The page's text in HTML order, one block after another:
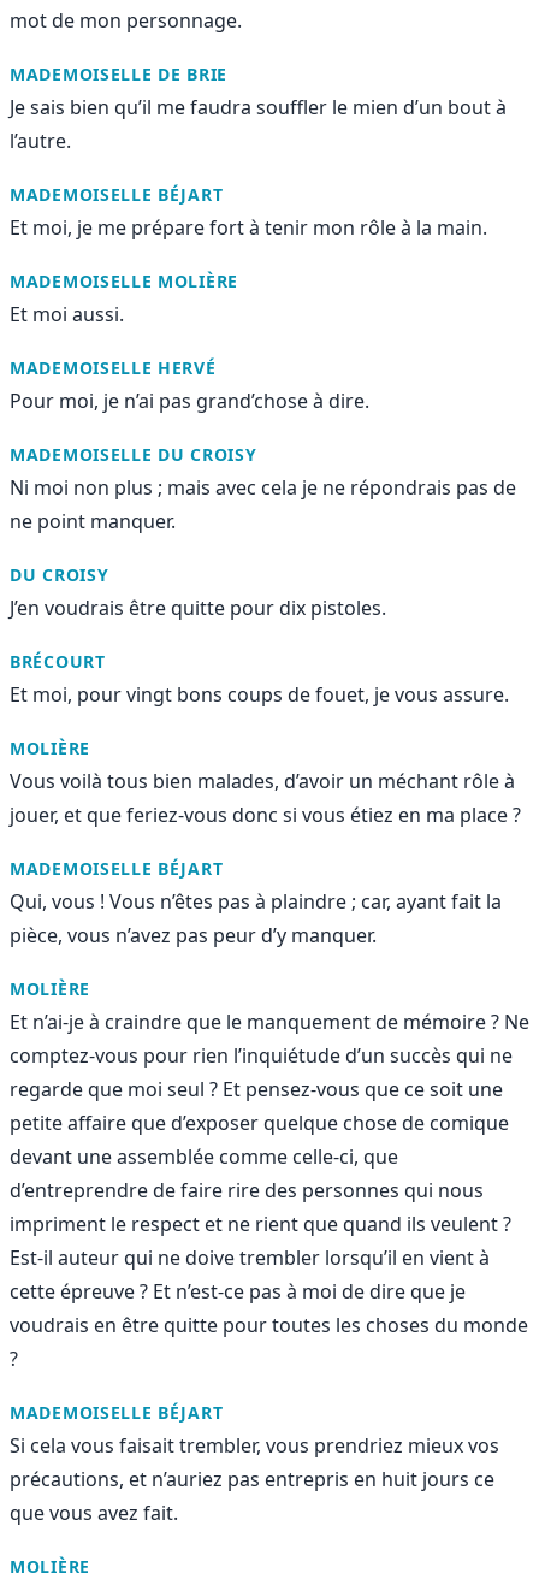
mot de mon personnage.
MADEMOISELLE DE BRIE
Je sais bien qu’il me faudra souffler le mien d’un bout à
l’autre.
MADEMOISELLE BÉJART
Et moi, je me prépare fort à tenir mon rôle à la main.
MADEMOISELLE MOLIÈRE
Et moi aussi.
MADEMOISELLE HERVÉ
Pour moi, je n’ai pas grand’chose à dire.
MADEMOISELLE DU CROISY
Ni moi non plus ; mais avec cela je ne répondrais pas de
ne point manquer.
DU CROISY
J’en voudrais être quitte pour dix pistoles.
BRÉCOURT
Et moi, pour vingt bons coups de fouet, je vous assure.
MOLIÈRE
Vous voilà tous bien malades, d’avoir un méchant rôle à
jouer, et que feriez-vous donc si vous étiez en ma place ?
MADEMOISELLE BÉJART
Qui, vous ! Vous n’êtes pas à plaindre ; car, ayant fait la
pièce, vous n’avez pas peur d’y manquer.
MOLIÈRE
Et n’ai-je à craindre que le manquement de mémoire ? Ne
comptez-vous pour rien l’inquiétude d’un succès qui ne
regarde que moi seul ? Et pensez-vous que ce soit une
petite affaire que d’exposer quelque chose de comique
devant une assemblée comme celle-ci, que
d’entreprendre de faire rire des personnes qui nous
impriment le respect et ne rient que quand ils veulent ?
Est-il auteur qui ne doive trembler lorsqu’il en vient à
cette épreuve ? Et n’est-ce pas à moi de dire que je
voudrais en être quitte pour toutes les choses du monde
?
MADEMOISELLE BÉJART
Si cela vous faisait trembler, vous prendriez mieux vos
précautions, et n’auriez pas entrepris en huit jours ce
que vous avez fait.
MOLIÈRE